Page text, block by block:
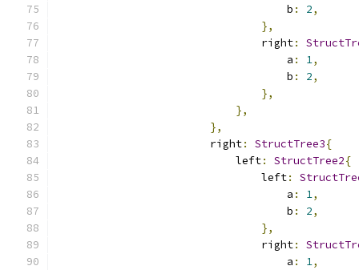
                                    b
: 2,
},
                                right
:
                                    a
: 1,
                                    b
: 2,
},
},
},
                        right
: StructTree3{
                            left
: StructTree2{
                                left
:
                                    a
: 1,
                                    b
: 2,
},
                                right
:
                                    a
: 1,